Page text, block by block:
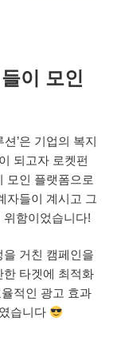
이 모인
션’은 기업의 복지
되고자 로켓펀
모인 플랫폼으로
자들이 계시고 그
함이었습니다!
거친 캠페인을
한 타겟에 최적화
적인 광고 효과
습니다